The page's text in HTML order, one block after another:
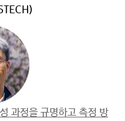
과정을 규명하고 측정 방